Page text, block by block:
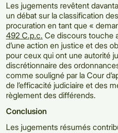
Les jugements revêtent
un débat sur la classification
procuration en tant que «
492 C.p.c. Ce discours touche
d’une action en justice et des
pour ceux qui ont une autorité
discrétionnaire des
comme souligné par la Cour
de l’efficacité judiciaire et des
règlement des différends.
Conclusion
Les jugements résumés